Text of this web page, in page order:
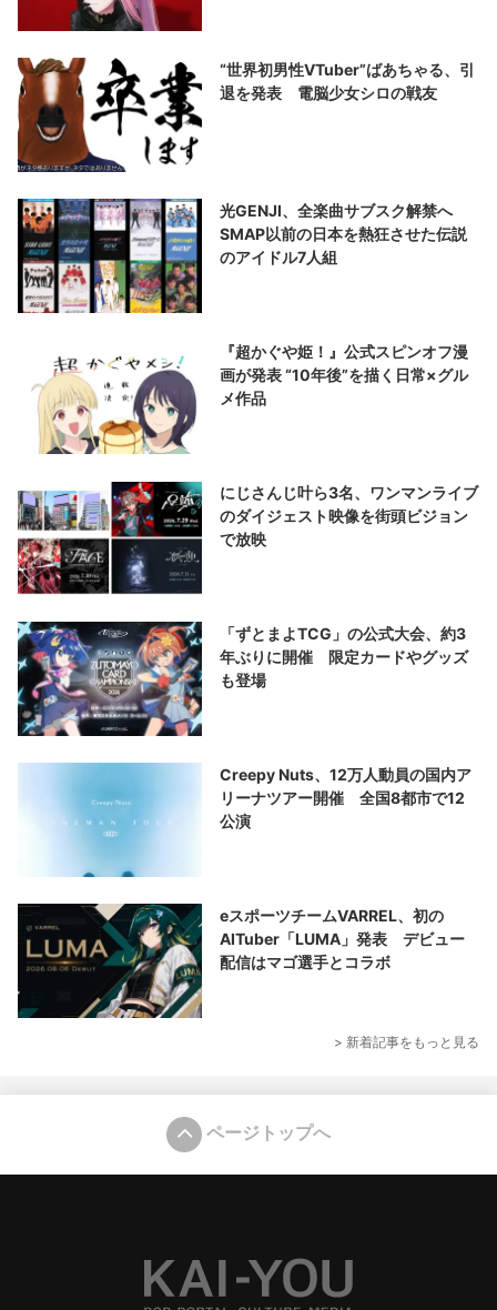
“世界初男性VTuber”ばあちゃる、引
退を発表 電脳少女シロの戦友
光GENJI、全楽曲サブスク解禁へ
SMAP以前の日本を熱狂させた伝説
のアイドル7人組
『超かぐや姫！』公式スピンオフ漫
画が発表 “10年後”を描く日常×グル
メ作品
にじさんじ叶ら3名、ワンマンライブ
のダイジェスト映像を街頭ビジョン
で放映
「ずとまよTCG」の公式大会、約3
年ぶりに開催 限定カードやグッズ
も登場
Creepy Nuts、12万人動員の国内ア
リーナツアー開催 全国8都市で12
公演
eスポーツチームVARREL、初の
AITuber「LUMA」発表 デビュー
配信はマゴ選手とコラボ
> 新着記事をもっと見る
ページトップへ